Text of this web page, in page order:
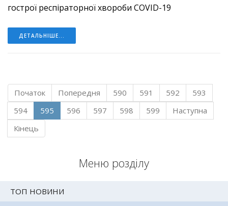
Меню розділу
ТОП НОВИНИ
гострої респіраторної хвороби COVID-19
ДЕТАЛЬНІШЕ...
Початок Попередня 590 591 592
593
594
595 596 597 598 599
Наступна
Кінець